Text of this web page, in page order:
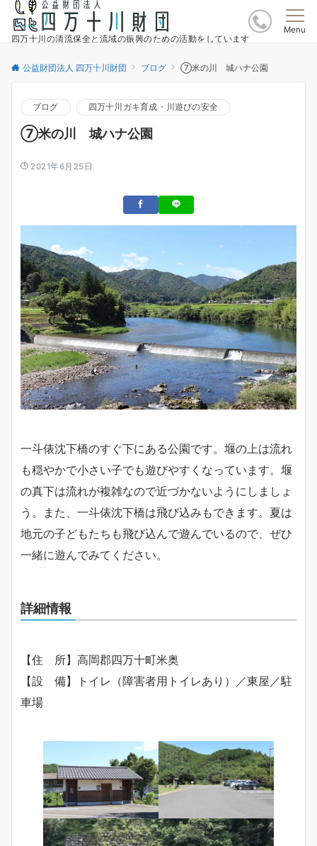
四万十川の清流保全と流域の振興のための活動をしています
Menu
公益財団法人 四万十川財団 ブログ ⑦米の川 城ハナ公園
ブログ 四万十川ガキ育成・川遊びの安全
⑦米の川 城ハナ公園
2021年6月25日
一斗俵沈下橋のすぐ下にある公園です。堰の上は流れ
も穏やかで小さい子でも遊びやすくなっています。堰
の真下は流れが複雑なので近づかないようにしましょ
う。また、一斗俵沈下橋は飛び込みもできます。夏は
地元の子どもたちも飛び込んで遊んでいるので、ぜひ
一緒に遊んでみてください。
詳細情報
【住 所】高岡郡四万十町米奥
【設 備】トイレ（障害者用トイレあり）／東屋／駐
車場